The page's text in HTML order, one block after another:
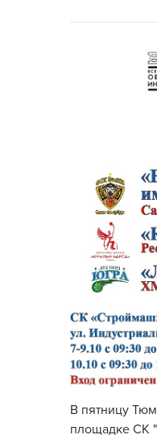
В пятницу
площадке СК